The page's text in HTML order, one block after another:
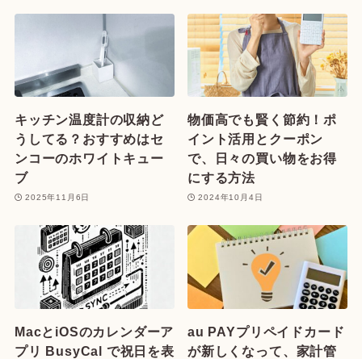
キッチン温度計の収納ど
うしてる？おすすめはセ
ンコーのホワイトキュー
ブ
2025年11月6日
物価高でも賢く節約！ポ
イント活用とクーポン
で、日々の買い物をお得
にする方法
2024年10月4日
MacとiOSのカレンダーア
プリ BusyCal で祝日を表
au PAYプリペイドカード
が新しくなって、家計管